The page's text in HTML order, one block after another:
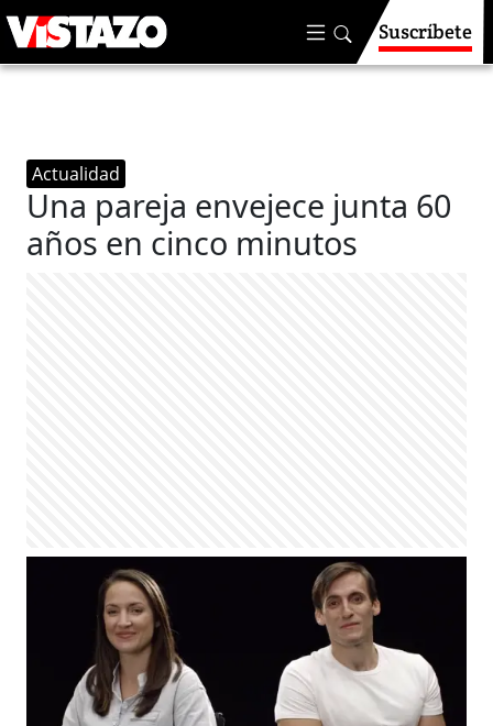
Suscríbete
Actualidad
Una pareja envejece junta 60
años en cinco minutos